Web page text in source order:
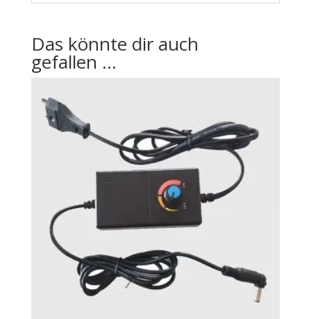
Das könnte dir auch
gefallen …